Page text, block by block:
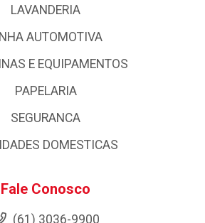
LAVANDERIA
AUTOMOTIVA
E EQUIPAMENTOS
PAPELARIA
SEGURANCA
DOMESTICAS
Fale Conosco
(61) 3036-9900